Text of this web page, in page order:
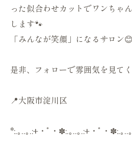
った似合わせカットでワンちゃ
します🐾
「みんなが笑顔」になるサロン
是非、フォローで雰囲気を見て
📍大阪市淀川区
*:.｡..｡.:+・ﾟ・✽:.｡..｡.:+・ﾟ・✽:.｡..